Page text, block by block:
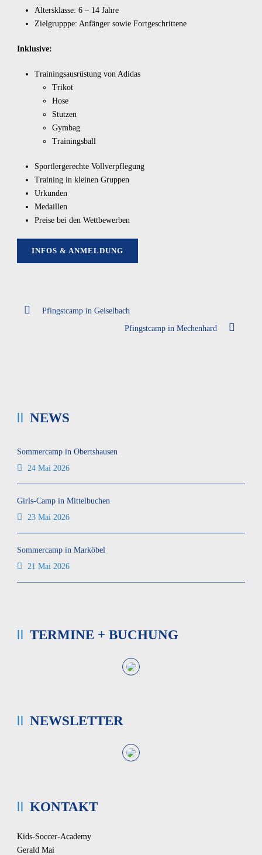
Altersklasse: 6 – 14 Jahre
Zielgrupppe: Anfänger sowie Fortgeschrittene
Inklusive:
Trainingsausrüstung von Adidas
Trikot
Hose
Stutzen
Gymbag
Trainingsball
Sportlergerechte Vollverpflegung
Training in kleinen Gruppen
Urkunden
Medaillen
Preise bei den Wettbewerben
INFOS & ANMELDUNG
Pfingstcamp in Geiselbach
Pfingstcamp in Mechenhard
NEWS
Sommercamp in Obertshausen
24 Mai 2026
Girls-Camp in Mittelbuchen
23 Mai 2026
Sommercamp in Marköbel
21 Mai 2026
TERMINE + BUCHUNG
NEWSLETTER
KONTAKT
Kids-Soccer-Academy
Gerald Mai